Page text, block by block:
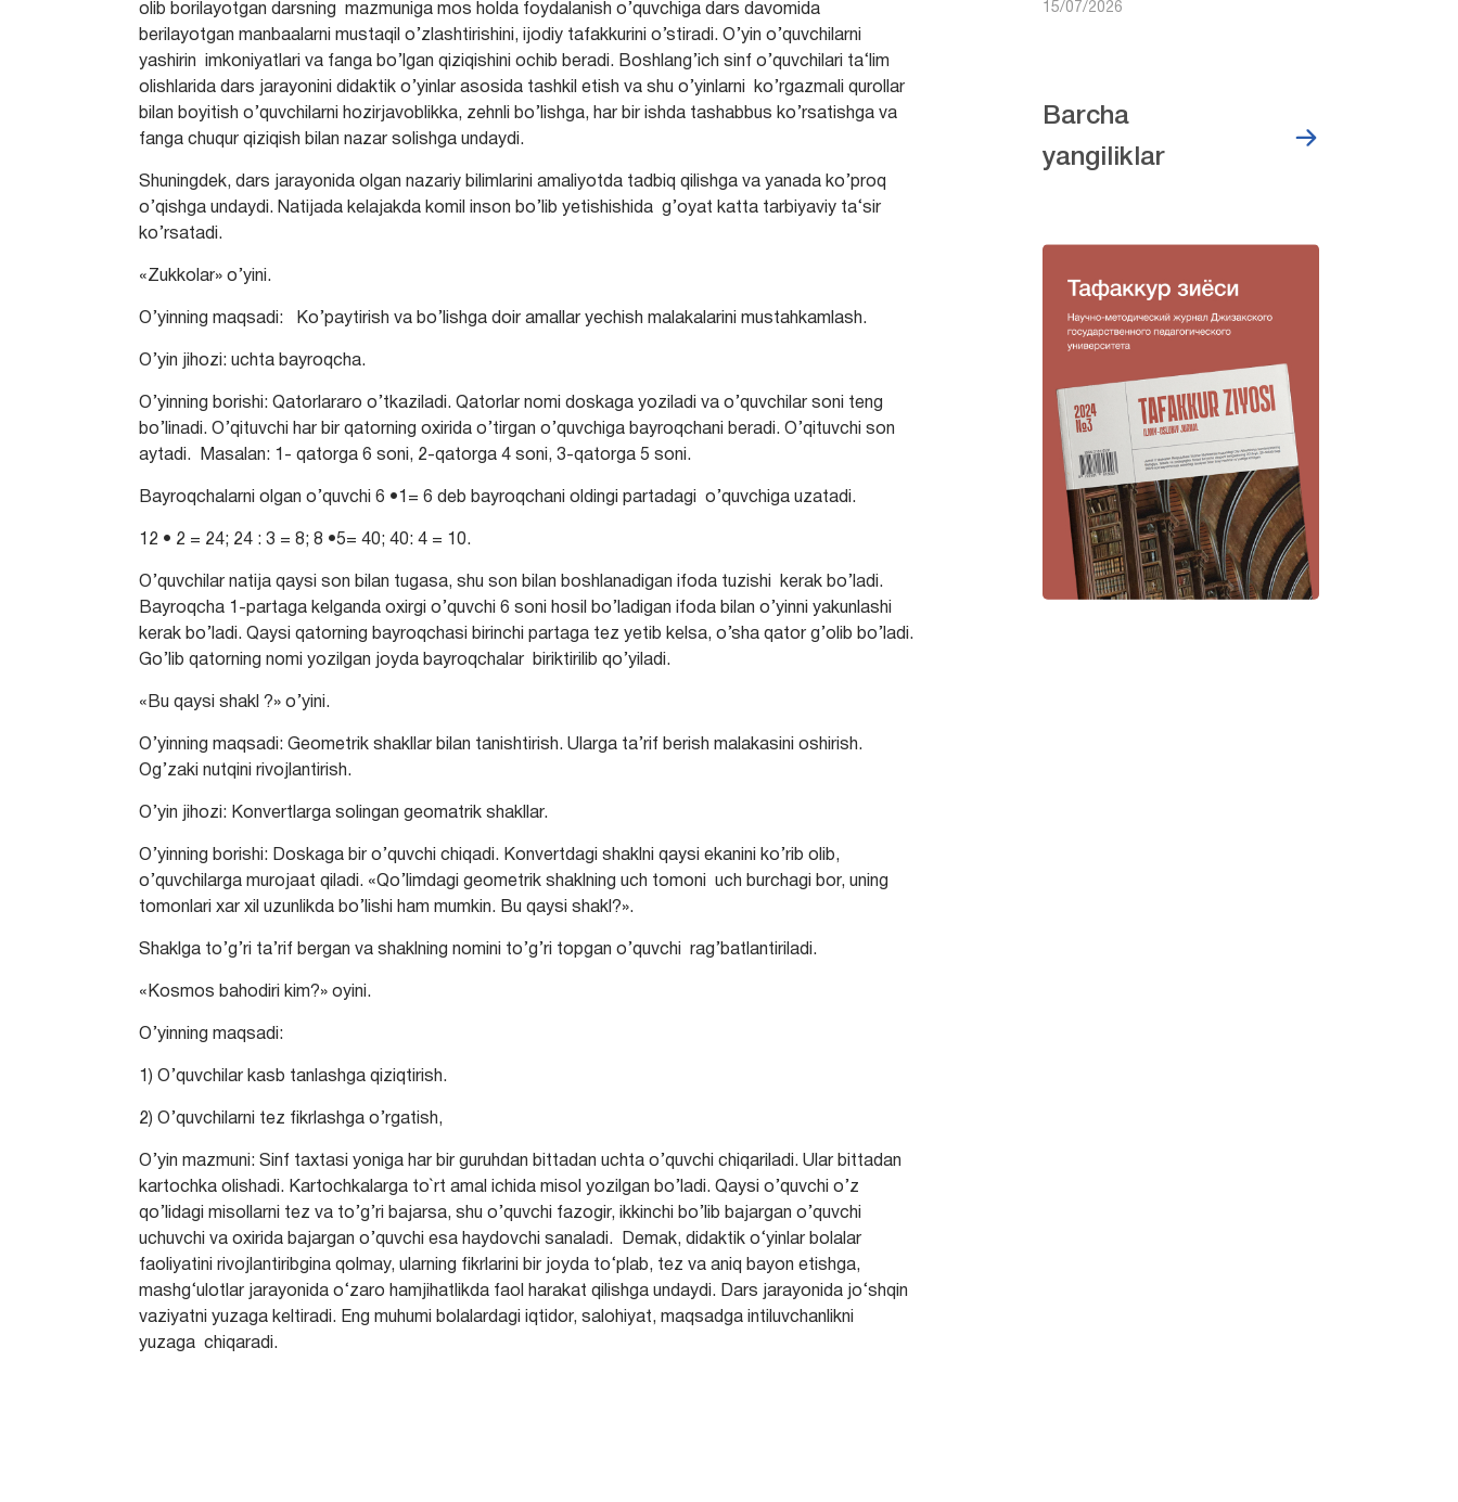
olib borilayotgan darsning mazmuniga mos holda foydalanish o’quvchiga dars davomida
berilayotgan manbaalarni mustaqil o’zlashtirishini, ijodiy tafakkurini o’stiradi. O’yin o’quvchilarni
yashirin imkoniyatlari va fanga bo’lgan qiziqishini ochib beradi. Boshlang’ich sinf o’quvchilari ta‘lim
olishlarida dars jarayonini didaktik o’yinlar asosida tashkil etish va shu o’yinlarni ko’rgazmali qurollar
bilan boyitish o’quvchilarni hozirjavoblikka, zehnli bo’lishga, har bir ishda tashabbus ko’rsatishga va
fanga chuqur qiziqish bilan nazar solishga undaydi.
Shuningdek, dars jarayonida olgan nazariy bilimlarini amaliyotda tadbiq qilishga va yanada ko’proq
o’qishga undaydi. Natijada kelajakda komil inson bo’lib yetishishida g’oyat katta tarbiyaviy ta‘sir
ko’rsatadi.
«Zukkolar» o’yini.
O’yinning maqsadi: Ko’paytirish va bo’lishga doir amallar yechish malakalarini mustahkamlash.
O’yin jihozi: uchta bayroqcha.
O’yinning borishi: Qatorlararo o’tkaziladi. Qatorlar nomi doskaga yoziladi va o’quvchilar soni teng
bo’linadi. O’qituvchi har bir qatorning oxirida o’tirgan o’quvchiga bayroqchani beradi. O’qituvchi son
aytadi. Masalan: 1- qatorga 6 soni, 2-qatorga 4 soni, 3-qatorga 5 soni.
Bayroqchalarni olgan o’quvchi 6 •1= 6 deb bayroqchani oldingi partadagi o’quvchiga uzatadi.
12 • 2 = 24; 24 : 3 = 8; 8 •5= 40; 40: 4 = 10.
O’quvchilar natija qaysi son bilan tugasa, shu son bilan boshlanadigan ifoda tuzishi kerak bo’ladi.
Bayroqcha 1-partaga kelganda oxirgi o’quvchi 6 soni hosil bo’ladigan ifoda bilan o’yinni yakunlashi
kerak bo’ladi. Qaysi qatorning bayroqchasi birinchi partaga tez yetib kelsa, o’sha qator g’olib bo’ladi.
Go’lib qatorning nomi yozilgan joyda bayroqchalar biriktirilib qo’yiladi.
«Bu qaysi shakl ?» o’yini.
O’yinning maqsadi: Geometrik shakllar bilan tanishtirish. Ularga ta’rif berish malakasini oshirish.
Og’zaki nutqini rivojlantirish.
O’yin jihozi: Konvertlarga solingan geomatrik shakllar.
O’yinning borishi: Doskaga bir o’quvchi chiqadi. Konvertdagi shaklni qaysi ekanini ko’rib olib,
o’quvchilarga murojaat qiladi. «Qo’limdagi geometrik shaklning uch tomoni uch burchagi bor, uning
tomonlari xar xil uzunlikda bo’lishi ham mumkin. Bu qaysi shakl?».
Shaklga to’g’ri ta’rif bergan va shaklning nomini to’g’ri topgan o’quvchi rag’batlantiriladi.
«Kosmos bahodiri kim?» oyini.
O’yinning maqsadi:
1) O’quvchilar kasb tanlashga qiziqtirish.
2) O’quvchilarni tez fikrlashga o’rgatish,
O’yin mazmuni: Sinf taxtasi yoniga har bir guruhdan bittadan uchta o’quvchi chiqariladi. Ular bittadan
kartochka olishadi. Kartochkalarga to`rt amal ichida misol yozilgan bo’ladi. Qaysi o’quvchi o’z
qo’lidagi misollarni tez va to’g’ri bajarsa, shu o’quvchi fazogir, ikkinchi bo’lib bajargan o’quvchi
uchuvchi va oxirida bajargan o’quvchi esa haydovchi sanaladi. Demak, didaktik o‘yinlar bolalar
faoliyatini rivojlantiribgina qolmay, ularning fikrlarini bir joyda to‘plab, tez va aniq bayon etishga,
mashg‘ulotlar jarayonida o‘zaro hamjihatlikda faol harakat qilishga undaydi. Dars jarayonida jo‘shqin
vaziyatni yuzaga keltiradi. Eng muhumi bolalardagi iqtidor, salohiyat, maqsadga intiluvchanlikni
yuzaga chiqaradi.
15/07/2026
Barcha
yangiliklar